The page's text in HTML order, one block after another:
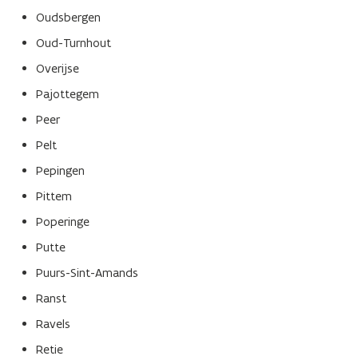
Oudsbergen
Oud-Turnhout
Overijse
Pajottegem
Peer
Pelt
Pepingen
Pittem
Poperinge
Putte
Puurs-Sint-Amands
Ranst
Ravels
Retie